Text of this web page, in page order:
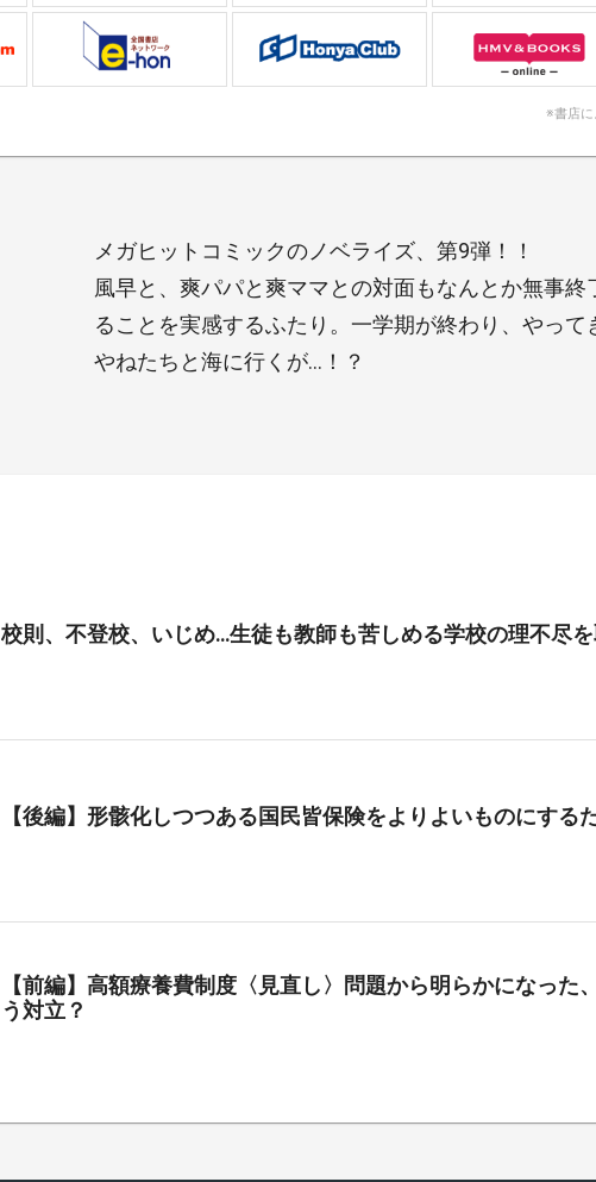
※書店に
メガヒットコミックのノベライズ、第9弾！！
風早と、爽パパと爽ママとの対面もなんとか無事
ることを実感するふたり。一学期が終わり、やっ
やねたちと海に行くが…！？
校則、不登校、いじめ…生徒も教師も苦しめる学校の理不尽
【後編】形骸化しつつある国民皆保険をよりよいものにする
【前編】高額療養費制度〈見直し〉問題から明らかになった
う対立？